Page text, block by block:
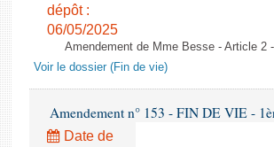
dépôt :
06/05/2025
Amendement de Mme Besse - Article 2 -
Voir le dossier (Fin de vie)
Amendement n° 153 - FIN DE VIE -
Date de